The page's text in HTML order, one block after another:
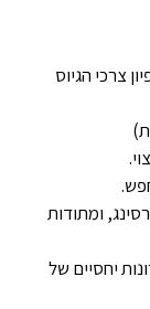
צרכי הגיוס
ומתודות
יחסיים של